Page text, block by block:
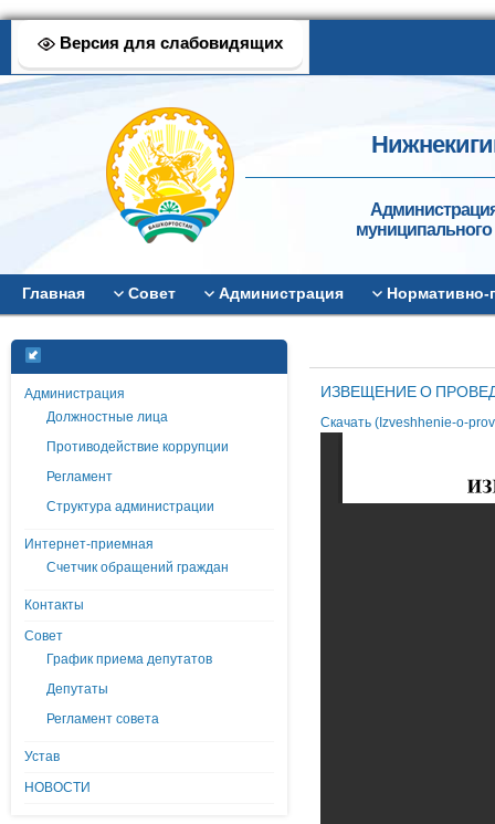
Версия для слабовидящих
муниципального
Главная Совет Администрация
Администрация
Должностные лица
Противодействие коррупции
Регламент
Структура администрации
Интернет-приемная
Счетчик обращений граждан
Контакты
Совет
График приема депутатов
Депутаты
Регламент совета
Устав
НОВОСТИ
ИЗВЕЩЕНИЕ О
Скачать (Izveshhenie-o-